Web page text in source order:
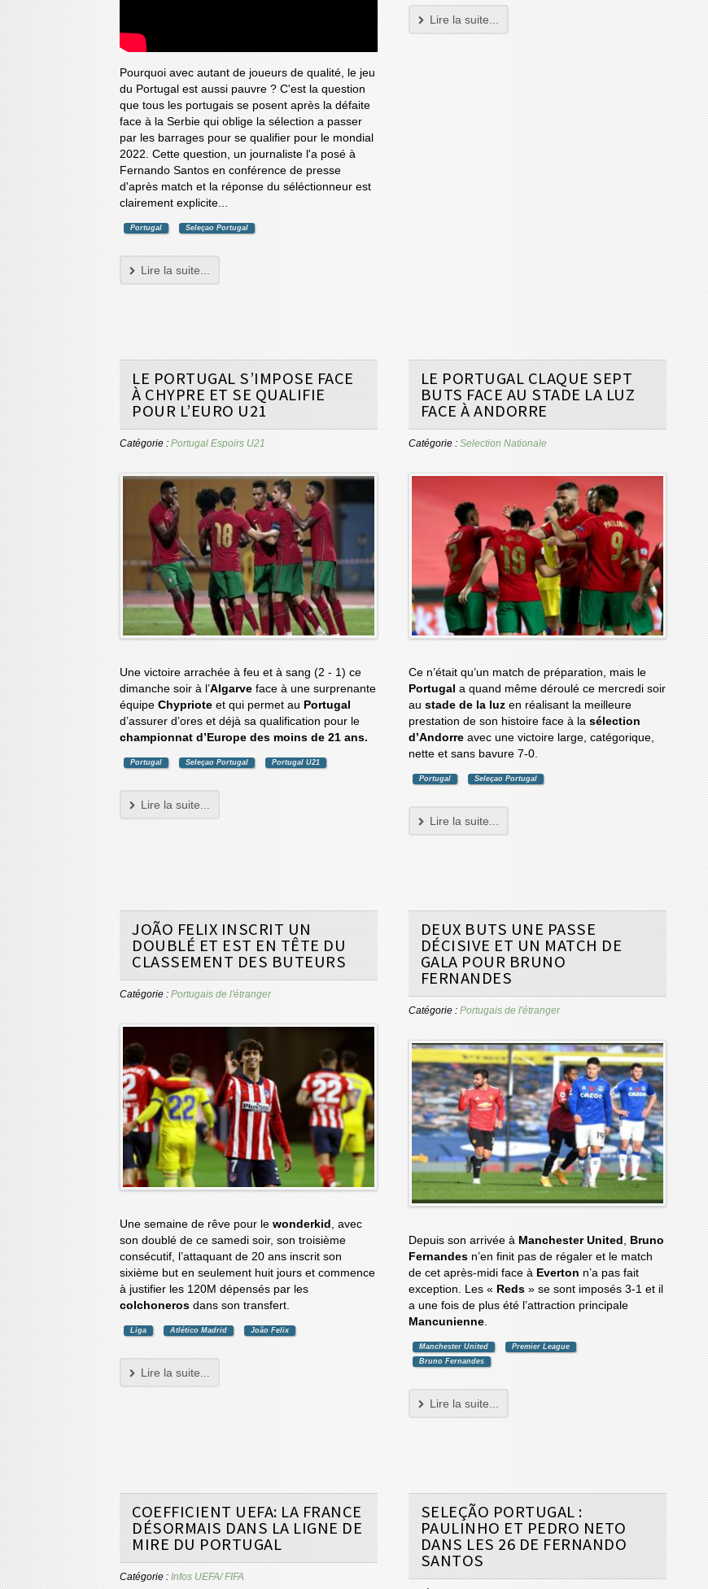
Pourquoi avec autant de joueurs de qualité, le jeu
du Portugal est aussi pauvre ? C'est la question
que tous les portugais se posent après la défaite
face à la Serbie qui oblige la sélection a passer
par les barrages pour se qualifier pour le mondial
2022. Cette question, un journaliste l'a posé à
Fernando Santos en conférence de presse
d'après match et la réponse du séléctionneur est
clairement explicite...
Portugal Seleçao Portugal
Lire la suite...
Lire la suite...
LE PORTUGAL S’IMPOSE FACE
À CHYPRE ET SE QUALIFIE
POUR L’EURO U21
Catégorie : Portugal Espoirs U21
Une victoire arrachée à feu et à sang (2 - 1) ce
dimanche soir à l’Algarve face à une surprenante
équipe Chypriote et qui permet au Portugal
d’assurer d’ores et déjà sa qualification pour le
championnat d’Europe des moins de 21 ans.
Portugal Seleçao Portugal Portugal U21
Lire la suite...
LE PORTUGAL CLAQUE SEPT
BUTS FACE AU STADE LA LUZ
FACE À ANDORRE
Catégorie : Selection Nationale
Ce n’était qu’un match de préparation, mais le
Portugal a quand même déroulé ce mercredi soir
au stade de la luzen réalisant la meilleure
prestation de son histoire face à la sélection
d’Andorreavec une victoire large, catégorique,
nette et sans bavure 7-0.
Portugal Seleçao Portugal
Lire la suite...
JOÃO FELIX INSCRIT UN
DOUBLÉ ET EST EN TÊTE DU
CLASSEMENT DES BUTEURS
Catégorie : Portugais de l'étranger
Une semaine de rêve pour le wonderkid
, avec
son doublé de ce samedi soir, son troisième
consécutif, l’attaquant de 20 ans inscrit son
sixième but en seulement huit jours et commence
à justifier les 120M dépensés par les
colchoneros dans son transfert.
Liga Atlético Madrid João Felix
Lire la suite...
DEUX BUTS UNE PASSE
DÉCISIVE ET UN MATCH DE
GALA POUR BRUNO
FERNANDES
Catégorie : Portugais de l'étranger
Depuis son arrivée à Manchester United
Bruno
Fernandesn’en finit pas de régaler et le match
de cet après-midi face à Everton n’a pas fait
exception. Les « Reds » se sont imposés 3-1 et il
a une fois de plus été l’attraction principale
Mancunienne.
Manchester United
Premier League
Bruno Fernandes
Lire la suite...
COEFFICIENT UEFA: LA FRANCE
DÉSORMAIS DANS LA LIGNE DE
MIRE DU PORTUGAL
Catégorie : Infos UEFA/ FIFA
SELEÇÃO PORTUGAL :
PAULINHO ET PEDRO NETO
DANS LES 26 DE FERNANDO
SANTOS